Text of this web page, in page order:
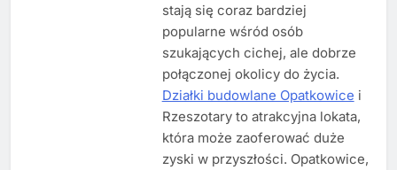
stają się coraz bardziej
popularne wśród osób
szukających cichej, ale dobrze
połączonej okolicy do życia.
Działki budowlane Opatkowice i
Rzeszotary to atrakcyjna lokata,
która może zaoferować duże
zyski w przyszłości. Opatkowice,